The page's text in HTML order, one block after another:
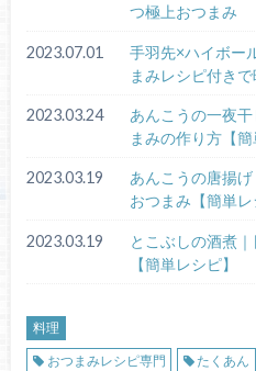
つ極上おつまみ
2023.07.01
手羽先×ハイボー
まみレシピ付き
2023.03.24
あんこうの一夜
まみの作り方【簡
2023.03.19
あんこうの唐揚
おつまみ【簡単レ
2023.03.19
とこぶしの酒煮
【簡単レシピ】
料理
おつまみレシピ専門
たくあん